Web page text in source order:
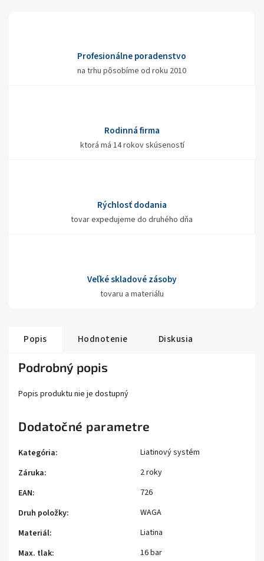
Profesionálne poradenstvo
na trhu pôsobíme od roku 2010
Rodinná firma
ktorá má 14 rokov skúseností
Rýchlosť dodania
tovar expedujeme do druhého dňa
Veľké skladové zásoby
tovaru a materiálu
Popis Hodnotenie Diskusia
Podrobný popis
Popis produktu nie je dostupný
Dodatočné parametre
Kategória:
Liatinový systém
Záruka:
2 roky
EAN:
726
Druh položky:
WAGA
Materiál:
Liatina
Max. tlak:
16 bar